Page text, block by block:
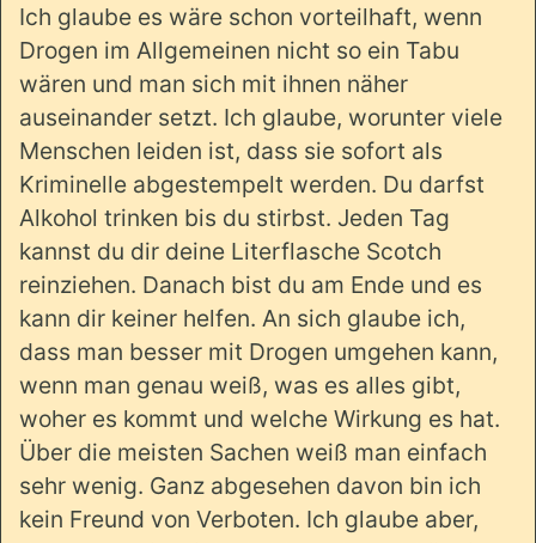
Ich glaube es wäre schon vorteilhaft, wenn
Drogen im Allgemeinen nicht so ein Tabu
wären und man sich mit ihnen näher
auseinander setzt. Ich glaube, worunter viele
Menschen leiden ist, dass sie sofort als
Kriminelle abgestempelt werden. Du darfst
Alkohol trinken bis du stirbst. Jeden Tag
kannst du dir deine Literflasche Scotch
reinziehen. Danach bist du am Ende und es
kann dir keiner helfen. An sich glaube ich,
dass man besser mit Drogen umgehen kann,
wenn man genau weiß, was es alles gibt,
woher es kommt und welche Wirkung es hat.
Über die meisten Sachen weiß man einfach
sehr wenig. Ganz abgesehen davon bin ich
kein Freund von Verboten. Ich glaube aber,